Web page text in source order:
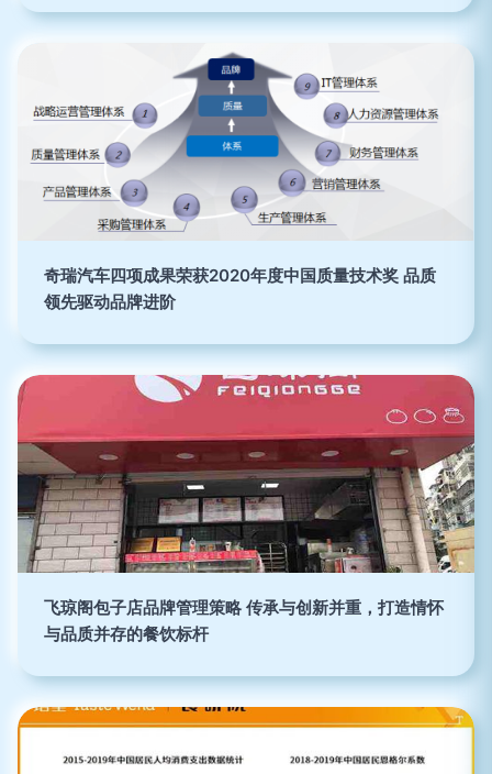
奇瑞汽车四项成果荣获2020年度中国质量技术奖 品质
领先驱动品牌进阶
飞琼阁包子店品牌管理策略 传承与创新并重，打造情怀
与品质并存的餐饮标杆